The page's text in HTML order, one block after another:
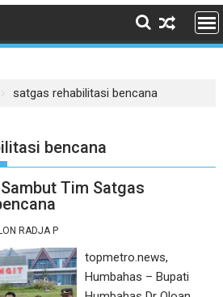
satgas rehabilitasi bencana
bencana
Tim Satgas
RADJA P
topmetro.news,
Humbahas – Bupati